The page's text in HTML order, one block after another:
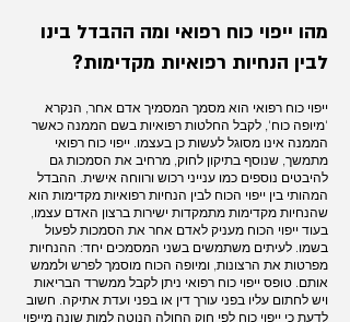
מהו ייפוי כוח רפואי ומה ההבדל בינו
לבין הנחיות רפואיות מקדימות?
ייפוי כוח רפואי הוא מסמך המסמיך אדם אחר, הנקרא
'מיופה כוח', לקבל החלטות רפואיות בשם הממנה כאשר
הממנה אינו מסוגל לעשות כן בעצמו. ייפוי כוח רפואי
מתמשך, שנוסף בתיקון לחוק, מרחיב את הסמכות גם
להיבטים נוספים כמו ענייני רכוש ורווחה אישית. ההבדל
המהותי בין ייפוי הכוח לבין הנחיות רפואיות מקדימות הוא
שהנחיות מקדימות מתמקדות ישירות ברצון האדם עצמו,
בעוד ייפוי הכוח מעניק לאדם אחר את הסמכות לפעול
בשמו. לעיתים משתמשים בשני המסמכים יחד: ההנחיות
מפרטות את הרצונות, ומיופה הכוח מוסמך לפרש ולממש
אותם. טופס ייפוי כוח רפואי ניתן לקבל ממשרד הבריאות
ויש לחתום עליו בפני עורך דין או בפני ועדת אתיקה. חשוב
לדעת כי ייפוי כוח לפי חוק החולה הנוטה למות שונה מייפוי